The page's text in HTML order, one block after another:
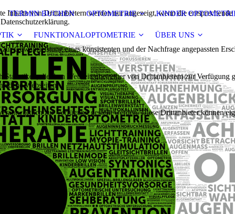
TERMIN BUCHEN OPTOMETRIE KINDER
FUNKTIONALOPTOMETRIE ÜBER UNS
Inhalte von Drittanbietern werden nur angezeigt, wenn die
Gewährleistung eines konsistenten und der Nachfrage angepassten
die dem Webseitenbetreiber von Drittanbietern zur Verfügung
Webseiten.
zur Verfügung gestellt werden. Diese Drittanbieter können